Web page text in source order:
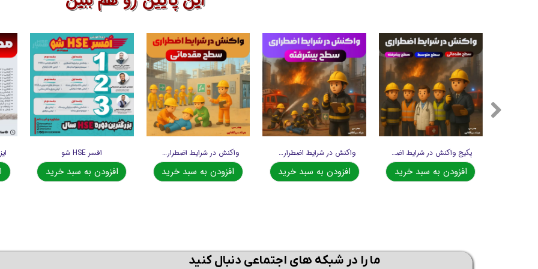
افسر HSE شو
افزودن به سبد خرید
واکنش در شرایط اضطراری (مقدماتی)
افزودن به سبد خرید
واکنش در شرایط اضطراری (پیشرفته)
افزودن به سبد خرید
پکیج واکنش در شرایط اضطراری (3 سطح)
افزودن به سبد خرید
ما را در شبکه های اجتماعی دنبال کنید